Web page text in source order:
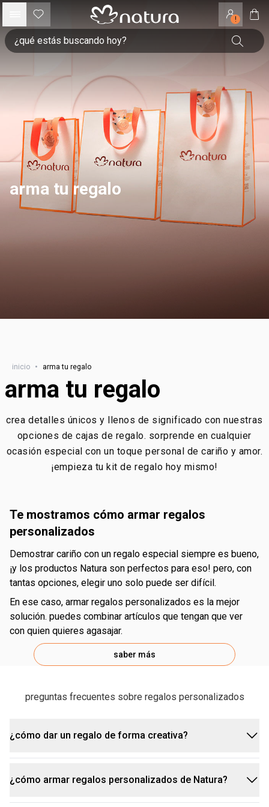
!
arma tu regalo
inicio • arma tu regalo
arma tu regalo
crea detalles únicos y llenos de significado con nuestras
opciones de cajas de regalo. sorprende en cualquier
ocasión especial con un toque personal de cariño y amor.
¡empieza tu kit de regalo hoy mismo!
te mostramos cómo armar regalos
personalizados
demostrar cariño con un regalo especial siempre es bueno,
¡y los productos Natura son perfectos para eso! pero, con
tantas opciones, elegir uno solo puede ser difícil.
en ese caso, armar regalos personalizados es la mejor
solución. puedes combinar artículos que tengan que ver
con quien quieres agasajar.
saber más
preguntas frecuentes sobre regalos personalizados
¿cómo dar un regalo de forma creativa?
¡usa tu creatividad y cuida los detalles! salir de lo
obvio a la hora de regalar demuestra cariño y hace el
¿cómo armar regalos personalizados de Natura?